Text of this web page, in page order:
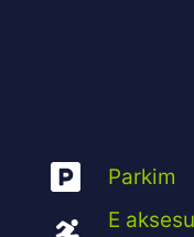
Parkim
E